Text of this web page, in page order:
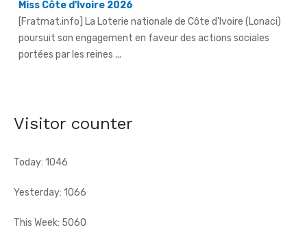
[Fratmat.info] La Loterie nationale de Côte d'Ivoire (Lonaci)
poursuit son engagement en faveur des actions sociales
portées par les reines ...
[Fratmat.info] Le Réseau des jeunes cadres du Sud-Comoé,
Visitor counter
Today: 1046
Yesterday: 1066
This Week: 5060